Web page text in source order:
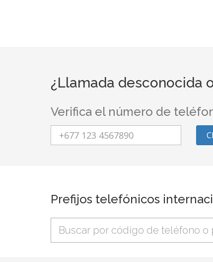
¿Llamada desconocida
Verifica el número de
Prefijos telefónicos